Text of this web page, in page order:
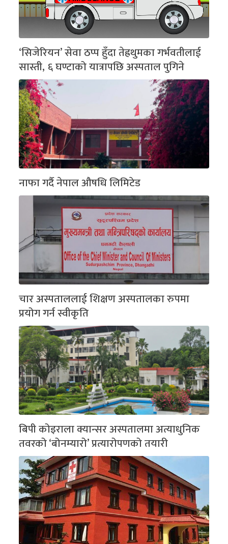
‘सिजेरियन’ सेवा ठप्प हुँदा तेह्रथुमका गर्भवतीलाई
सास्ती, ६ घण्टाको यात्रापछि अस्पताल पुगिने
नाफा गर्दै नेपाल औषधि लिमिटेड
चार अस्पताललाई शिक्षण अस्पतालका रुपमा
प्रयोग गर्न स्वीकृति
बिपी कोइराला क्यान्सर अस्पतालमा अत्याधुनिक
तवरको ‘बोनम्यारो’ प्रत्यारोपणको तयारी